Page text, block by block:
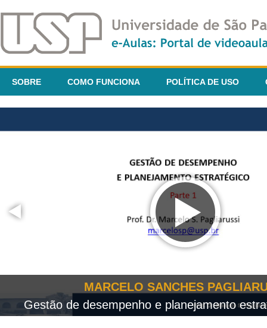
SOBRE COMO FUNCIONA POLÍTICA DE USO
MARCELO SANCHES
Gestão de desempenho e planejamento